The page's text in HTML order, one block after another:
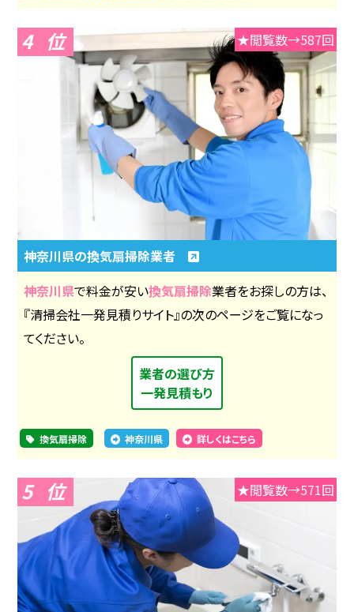
4 ★閲覧数→587回
神奈川県の換気扇掃除業者
神奈川県で料金が安い換気扇掃除業者をお探しの方は、
『清掃会社一発見積りサイト』の次のページをご覧になっ
てください。
業者の選び方
一発見積もり
換気扇掃除 神奈川県 詳しくはこちら
5 ★閲覧数→571回